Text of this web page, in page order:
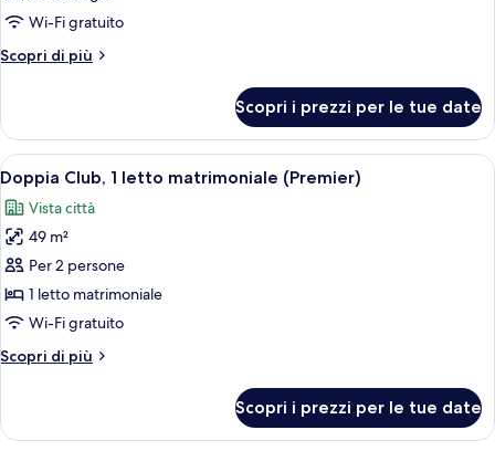
Club
2
(Deluxe)
Wi-Fi gratuito
Scopri di più
Altri
Club
con
2
letti
singoli
(Deluxe)
Scopri i prezzi per le tue date
Apri
tutte
le
foto
per
Doppia
Club,
letto
Camera d'hotel con un letto grande,
5
Doppia Club, 1 letto matrimoniale (Premier)
Vista città
49 m²
Per 2 persone
1 letto matrimoniale
Wi-Fi gratuito
Scopri di più
Altri
Club,
Scopri i prezzi per le tue date